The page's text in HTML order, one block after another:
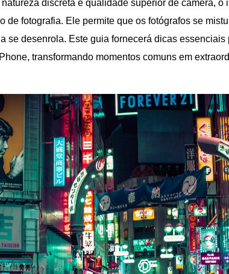
discreta e qualidade superior de câmera, o
de fotografia. Ele permite que os fotógrafos se
se desenrola. Este guia fornecerá dicas essenciais
transformando momentos comuns em